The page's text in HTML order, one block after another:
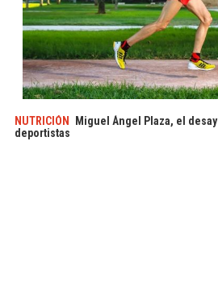
NUTRICIÓN
Miguel Ángel Plaza, el
deportistas